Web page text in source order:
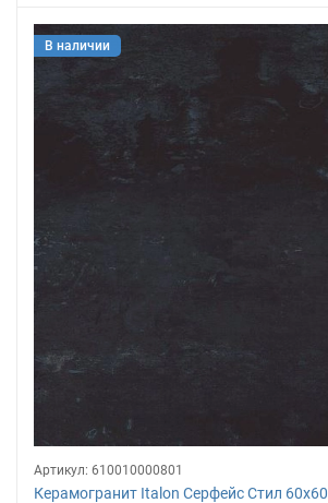
В наличии
Артикул: 610010000801
Керамогранит Italon Серфейс Стил 60х60